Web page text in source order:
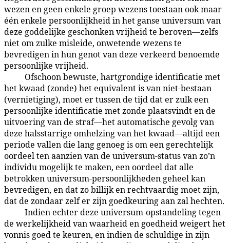
wezen en geen enkele groep wezens toestaan ook maar
één enkele persoonlijkheid in het ganse universum van
deze goddelijke geschonken vrijheid te beroven—zelfs
niet om zulke misleide, onwetende wezens te
bevredigen in hun genot van deze verkeerd benoemde
persoonlijke vrijheid.
Ofschoon bewuste, hartgrondige identificatie met
het kwaad (zonde) het equivalent is van niet-bestaan
(vernietiging), moet er tussen de tijd dat er zulk een
persoonlijke identificatie met zonde plaatsvindt en de
uitvoering van de straf—het automatische gevolg van
deze halsstarrige omhelzing van het kwaad—altijd een
periode vallen die lang genoeg is om een gerechtelijk
oordeel ten aanzien van de universum-status van zo’n
individu mogelijk te maken, een oordeel dat alle
betrokken universum-persoonlijkheden geheel kan
bevredigen, en dat zo billijk en rechtvaardig moet zijn,
dat de zondaar zelf er zijn goedkeuring aan zal hechten.
Indien echter deze universum-opstandeling tegen
de werkelijkheid van waarheid en goedheid weigert het
vonnis goed te keuren, en indien de schuldige in zijn